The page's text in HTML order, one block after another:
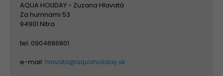
AQUA HOLIDAY - Zuzana Hlavatá
Za humnami 53
94901 Nitra
tel: 0904686801
e-mail: hlavata@aquaholiday.sk